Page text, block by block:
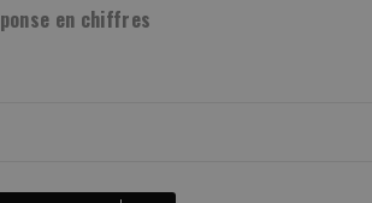
en chiffres